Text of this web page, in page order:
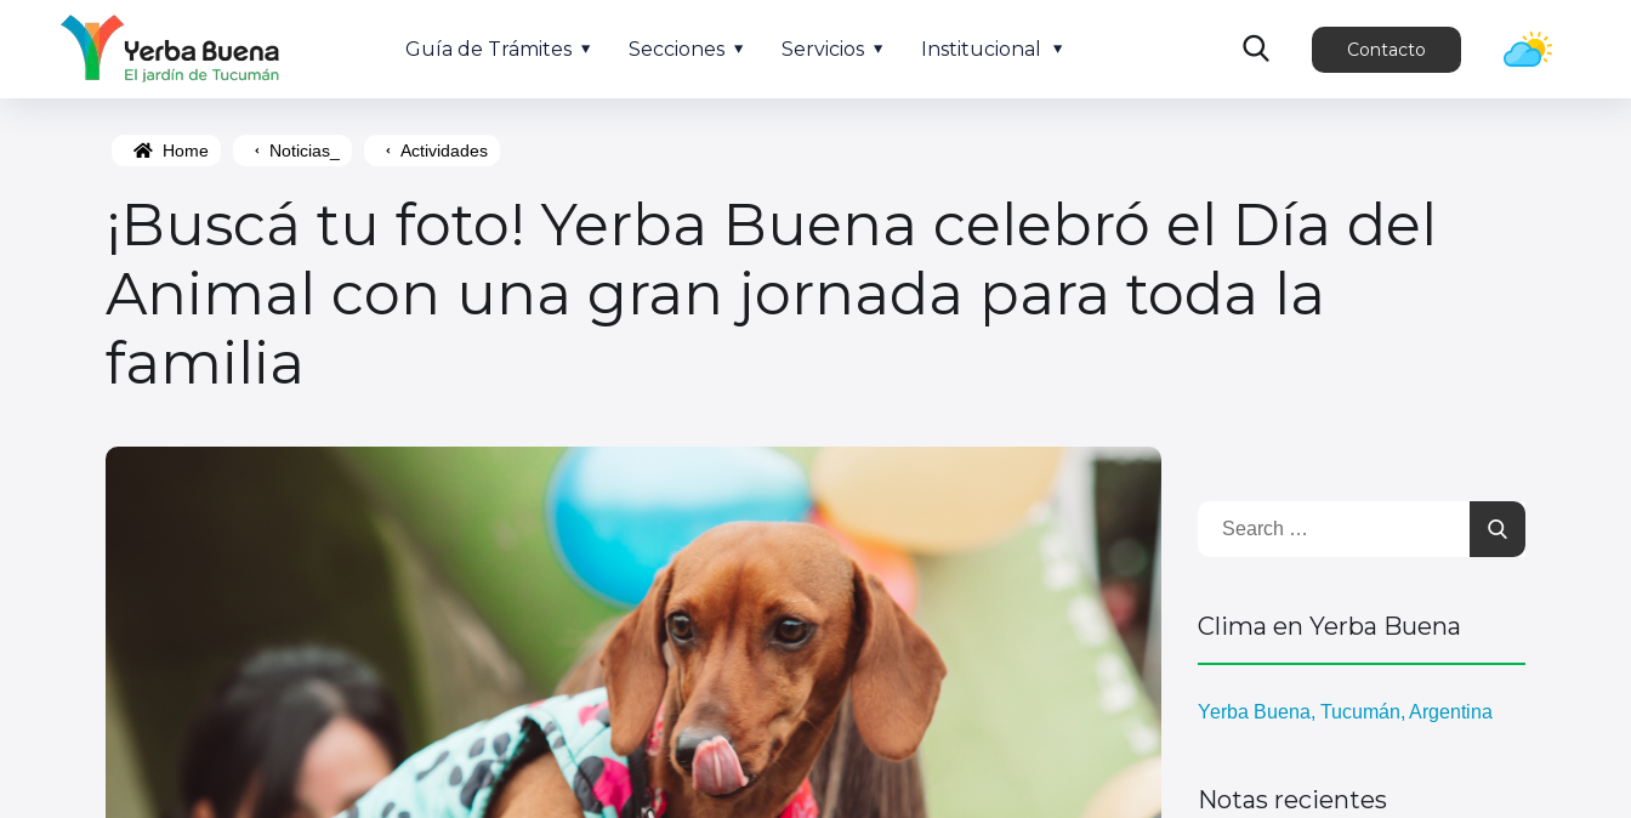
Guía de Trámites Secciones Servicios Institucional Contacto
Home Noticias_ Actividades
¡Buscá tu foto! Yerba Buena celebró el Día del
Animal con una gran jornada para toda la
familia
Clima en Yerba Buena
Yerba Buena, Tucumán, Argentina
Notas recientes